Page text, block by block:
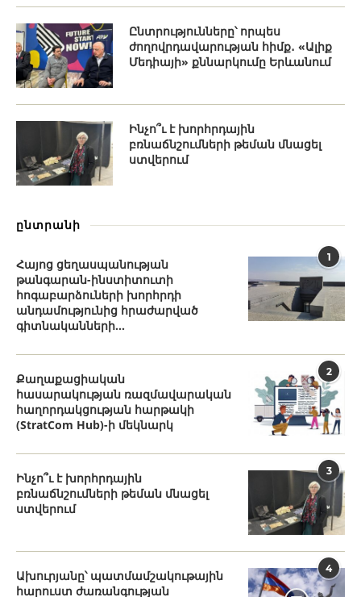
Ընտրությունները՝ որպես
ժողովրդավարության հիմք․ «Ալիք
Մեդիայի» քննարկումը Երևանում
Ինչո՞ւ է խորհրդային
բռնաճնշումների թեման մնացել
ստվերում
ընտրանի
1
Հայոց ցեղասպանության
թանգարան-ինստիտուտի
հոգաբարձուների խորհրդի
անդամությունից հրաժարված
գիտնականների...
2
Քաղաքացիական
հասարակության ռազմավարական
հաղորդակցության հարթակի
(StratCom Hub)-ի մեկնարկ
3
Ինչո՞ւ է խորհրդային
բռնաճնշումների թեման մնացել
ստվերում
4
Ախուրյանը՝ պատմամշակութային
հարուստ ժառանգության